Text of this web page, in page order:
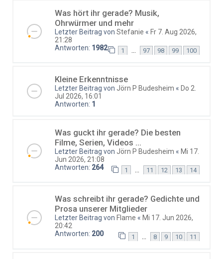
Was hört ihr gerade? Musik,
Ohrwürmer und mehr
Letzter Beitrag von Stefanie « Fr 7. Aug 2026,
21:28
Antworten: 1982 1 … 97 98 99 100
Kleine Erkenntnisse
Letzter Beitrag von Jörn P Budesheim « Do 2.
Jul 2026, 16:01
Antworten: 1
Was guckt ihr gerade? Die besten
Filme, Serien, Videos ...
Letzter Beitrag von Jörn P Budesheim « Mi 17.
Jun 2026, 21:08
Antworten: 264 1 … 11 12 13 14
Was schreibt ihr gerade? Gedichte und
Prosa unserer Mitglieder
Letzter Beitrag von Flame « Mi 17. Jun 2026,
20:42
Antworten: 200 1 8 9 10 11